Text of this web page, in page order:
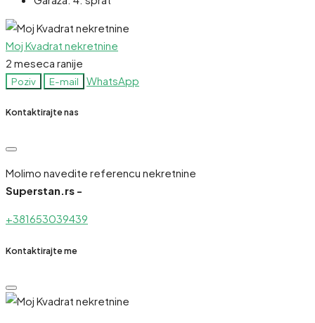
Moj Kvadrat nekretnine
2 meseca ranije
Poziv E-mail WhatsApp
Kontaktirajte nas
Molimo navedite referencu nekretnine
Superstan.rs -
+381653039439
Kontaktirajte me